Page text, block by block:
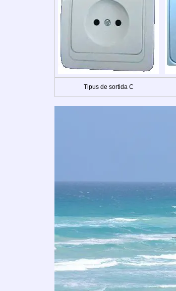
Tipus de sortida C